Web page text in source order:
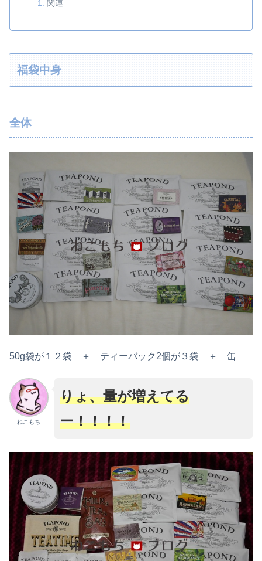
関連
福袋中身
全体
50g袋が１２袋 ＋ ティーバック2個が３袋 ＋ 缶
ねこもち
りょ、量が増えてる
ー！！！！